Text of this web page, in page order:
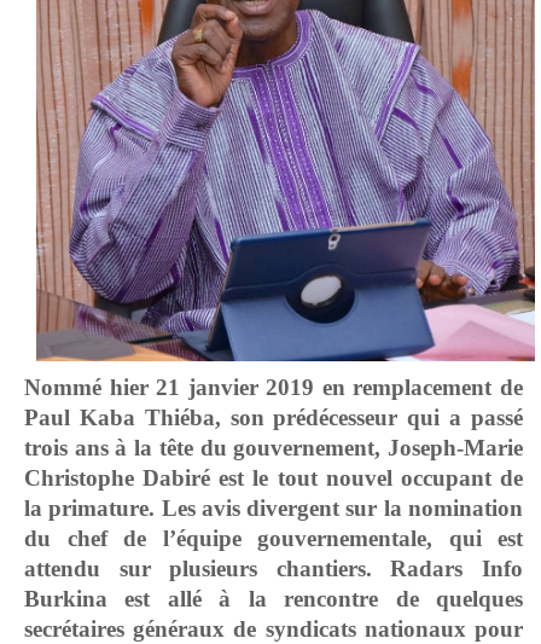
Nommé hier 21 janvier 2019 en remplacement de
Paul Kaba Thiéba, son prédécesseur qui a passé
trois ans à la tête du gouvernement, Joseph-Marie
Christophe Dabiré est le tout nouvel occupant de
la primature. Les avis divergent sur la nomination
du chef de l’équipe gouvernementale, qui est
attendu sur plusieurs chantiers. Radars Info
Burkina est allé à la rencontre de quelques
secrétaires généraux de syndicats nationaux pour